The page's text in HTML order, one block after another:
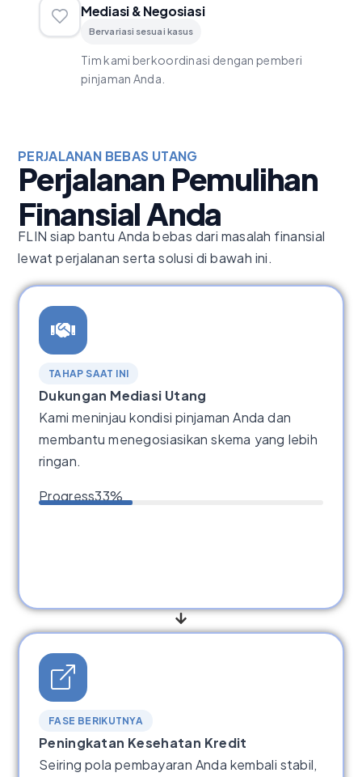
Mediasi & Negosiasi
Bervariasi sesuai kasus
Tim kami berkoordinasi dengan pemberi
pinjaman Anda.
PERJALANAN BEBAS UTANG
Perjalanan Pemulihan
Finansial Anda
FLIN siap bantu Anda bebas dari masalah finansial
lewat perjalanan serta solusi di bawah ini.
TAHAP SAAT INI
Dukungan Mediasi Utang
Kami meninjau kondisi pinjaman Anda dan
membantu menegosiasikan skema yang lebih
ringan.
Progress33%
FASE BERIKUTNYA
Peningkatan Kesehatan Kredit
Seiring pola pembayaran Anda kembali stabil,